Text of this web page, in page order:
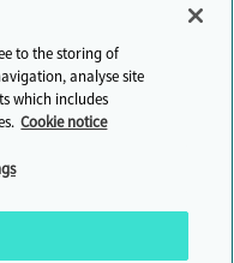
わせ
ター
One
to the storing of
analyse site
which includes
Cookie notice